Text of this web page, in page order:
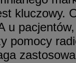
kluczowy.
u
pomocy